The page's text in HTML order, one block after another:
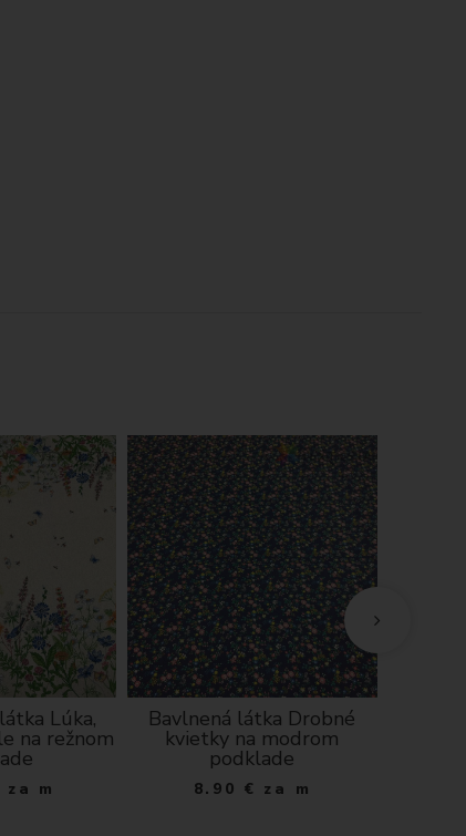
Lúka,
na režnom
za m
Bavlnená látka Drobné
kvietky na modrom
podklade
8.90 € za m